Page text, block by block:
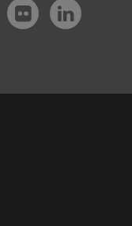
Flickr